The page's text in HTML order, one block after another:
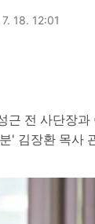
18. 12:01
근 전 사단장과
' 김장환 목사